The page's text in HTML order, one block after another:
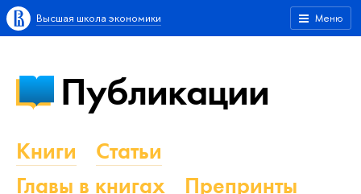
Меню
Высшая школа экономики
Публикации
Книги
Статьи
Главы в книгах
Препринты